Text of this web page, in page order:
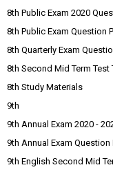
8th Public Exam 2020
8th Public Exam Question
8th Quarterly Exam
8th Second Mid Term Test
8th Study Materials
9th
9th Annual Exam 2020 -
9th Annual Exam
9th English Second Mid